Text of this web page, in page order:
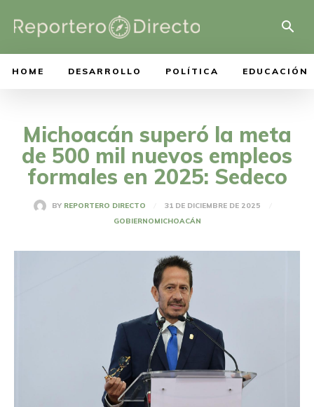
HOME DESARROLLO POLÍTICA EDUCACIÓN
Michoacán superó la meta
de 500 mil nuevos empleos
formales en 2025: Sedeco
BY REPORTERO DIRECTO
31 DE DICIEMBRE DE 2025
GOBIERNOMICHOACÁN